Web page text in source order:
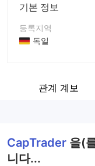
기본 정보
등록지역
독일
회사 전체 이름
관계 계보
CapTrader 을(
니다...